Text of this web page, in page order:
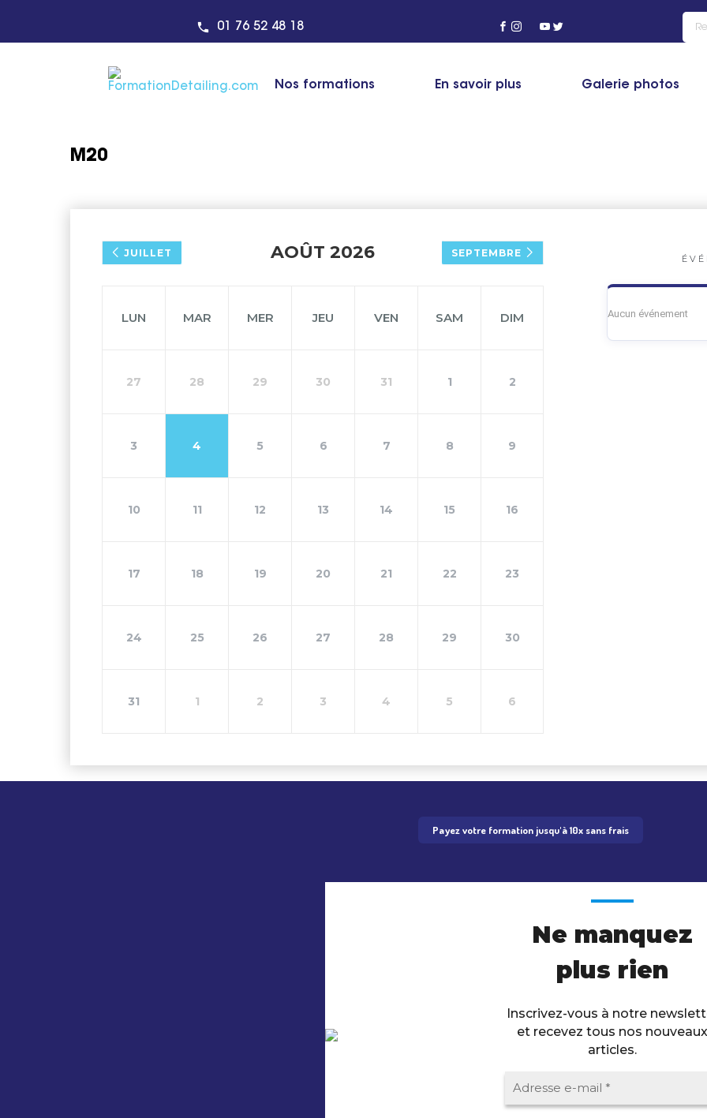
01 76 52 48 18
Nos formations En savoir plus Galerie photos
M20
JUILLET AOÛT 2026 SEPTEMBRE
LUN MAR MER JEU VEN SAM DIM
27 28 29 30 31 1 2
3 4 5 6 7 8 9
10 11 12 13 14 15 16
17 18 19 20 21 22 23
24 25 26 27 28 29 30
31 1 2 3 4 5 6
Aucun événement
Payez votre formation jusqu'à 10x sans frais
Ne manquez
plus rien
Inscrivez-vous à notre
et recevez tous nos nouveaux
articles.